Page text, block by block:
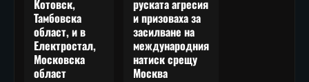
Котовск,
Тамбовска
област, и в
Електростал,
Московска
област
руската агресия
и призоваха за
засилване на
международния
натиск срещу
Москва